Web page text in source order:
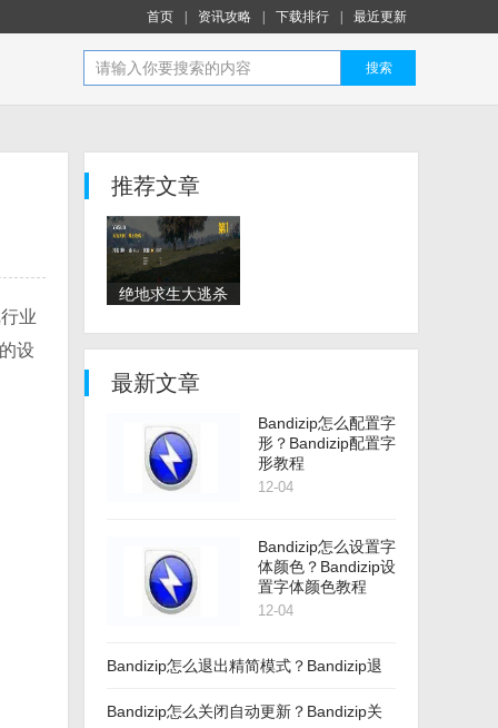
首页 资讯攻略 下载排行 最近更新
搜索
业
设
推荐文章
绝地求生大逃杀
最新文章
Bandizip怎么配置字
形？Bandizip配置字
形教程
12-04
Bandizip怎么设置字
体颜色？Bandizip设
置字体颜色教程
12-04
Bandizip怎么退出精简模式？Bandizip退
出精简模式教程
Bandizip怎么关闭自动更新？Bandizip关